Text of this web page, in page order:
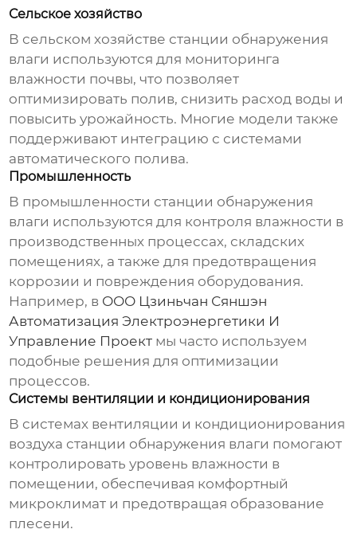
Сельское хозяйство
В сельском хозяйстве станции обнаружения
влаги используются для мониторинга
влажности почвы, что позволяет
оптимизировать полив, снизить расход воды и
повысить урожайность. Многие модели также
поддерживают интеграцию с системами
автоматического полива.
Промышленность
В промышленности станции обнаружения
влаги используются для контроля влажности в
производственных процессах, складских
помещениях, а также для предотвращения
коррозии и повреждения оборудования.
Например, в ООО Цзиньчан Сяншэн
Автоматизация Электроэнергетики И
Управление Проект мы часто используем
подобные решения для оптимизации
процессов.
Системы вентиляции и кондиционирования
В системах вентиляции и кондиционирования
воздуха станции обнаружения влаги помогают
контролировать уровень влажности в
помещении, обеспечивая комфортный
микроклимат и предотвращая образование
плесени.